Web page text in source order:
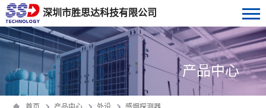
深圳市胜思达科技有限公司
产品中心